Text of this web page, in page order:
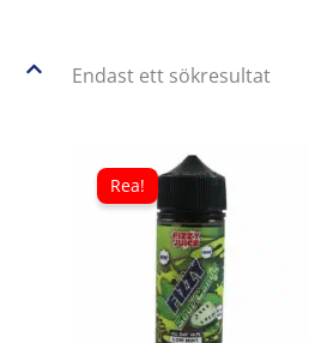
Endast ett sökresultat
Rea!
Det
ursprungliga
priset
var:
kr 229.